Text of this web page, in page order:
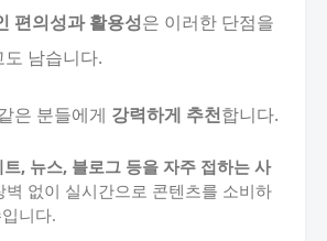
편의성과 활용성은 이러한 단점을
남습니다.
은 분들에게 강력하게 추천합니다.
, 뉴스, 블로그 등을 자주 접하는 사
벽 없이 실시간으로 콘텐츠를 소비하
니다.